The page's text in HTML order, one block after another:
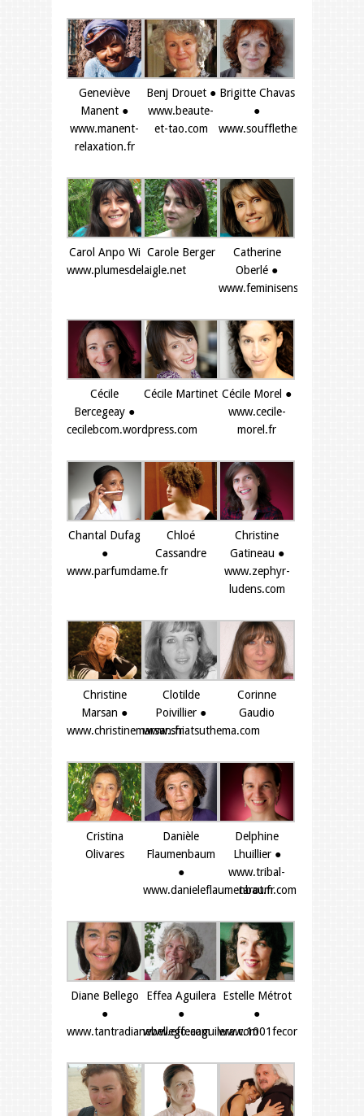
Geneviève
Manent ●
www.manent-
relaxation.fr
Benj Drouet ●
www.beaute-
et-tao.com
Brigitte Chavas
●
www.souffletherapie.net
Carol Anpo Wi
www.plumesdelaigle.net
Carole Berger
Catherine
Oberlé ●
www.feminisens.com
Cécile
Bercegeay ●
cecilebcom.wordpress.com
Cécile Martinet Cécile Morel ●
www.cecile-
morel.fr
Chantal Dufag
●
www.parfumdame.fr
Chloé
Cassandre
Christine
Gatineau ●
www.zephyr-
ludens.com
Christine
Marsan ●
www.christinemarsan.fr
Clotilde
Poivillier ●
www.shiatsuthema.com
Corinne
Gaudio
Cristina
Olivares
Danièle
Flaumenbaum
●
www.danieleflaumenbaum.com
Delphine
Lhuillier ●
www.tribal-
tarot.fr
Diane Bellego
●
www.tantradianebellego.com
Effea Aguilera
●
www.effeaaguilera.com
Estelle Métrot
●
www.1001fecondites.com